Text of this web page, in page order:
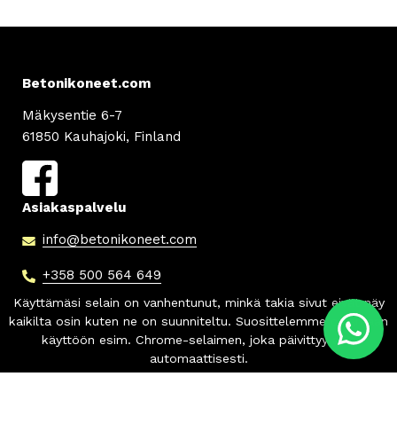
Betonikoneet.com
Mäkysentie 6-7
61850 Kauhajoki, Finland
Asiakaspalvelu
info@betonikoneet.com
+358 500 564 649
Info
Tilaus- ja toimitusehdot